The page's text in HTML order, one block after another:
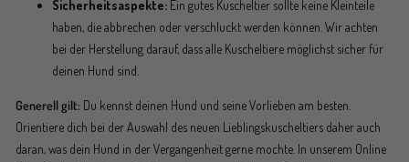
Sicherheitsaspekte: Ein gutes Kuscheltier sollte keine Kleinteile
haben, die abbrechen oder verschluckt werden können. Wir achten
bei der Herstellung darauf, dass alle Kuscheltiere möglichst sicher für
deinen Hund sind.
Generell gilt: Du kennst deinen Hund und seine Vorlieben am besten.
Orientiere dich bei der Auswahl des neuen Lieblingskuscheltiers daher auch
daran, was dein Hund in der Vergangenheit gerne mochte. In unserem Online